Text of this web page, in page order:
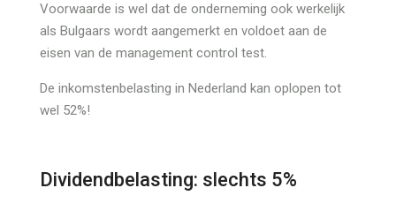
Voorwaarde is wel dat de onderneming ook werkelijk
als Bulgaars wordt aangemerkt en voldoet aan de
eisen van de management control test.
De inkomstenbelasting in Nederland kan oplopen tot
wel 52%!
Dividendbelasting: slechts 5%